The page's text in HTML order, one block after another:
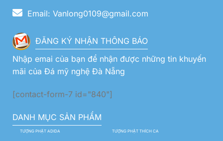
Email: Vanlong0109@gmail.com
ĐĂNG KÝ NHẬN THÔNG BÁO
Nhập emai của bạn để nhận được những tin khuyến
mãi của Đá mỹ nghệ Đà Nẵng
[contact-form-7 id="840"]
DANH MỤC SẢN PHẨM
TƯỢNG PHẬT ADIDA TƯỢNG PHẬT THÍCH CA